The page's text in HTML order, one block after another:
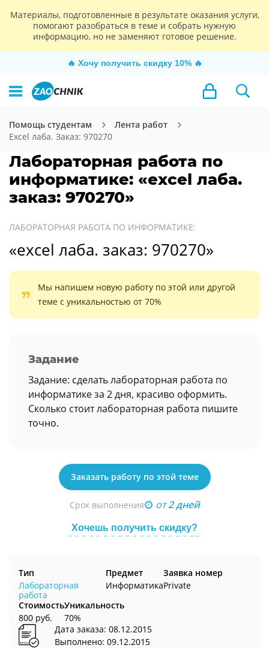
Материалы, подготовленные в результате оказания услуги,
помогают разобраться в теме и собрать нужную
информацию, но не заменяют готовое решение.
🔥 Хочу получить скидку 10% 🔥
Помощь студентам
Лента работ
Excel лаба. Заказ: 970270
Лабораторная работа по
информатике: «excel лаба.
заказ: 970270»
ЛАБОРАТОРНАЯ РАБОТА ПО ИНФОРМАТИКЕ:
«excel лаба. заказ: 970270»
Мы напишем новую работу по этой или другой
теме с уникальностью от 70%
Задание
Задание: сделать лабораторная работа по
информатике за 2 дня, красиво оформить.
Сколько стоит лабораторная работа пишите
точно.
Заказать работу по этой теме
Срок выполнения от2 дней
Хочешь получить скидку?
Тип
Лабораторная
работа
Предмет
Информатика
Заявка номер
Private
Стоимость
800 руб.
Уникальность
70%
Дата заказа: 08.12.2015
Выполнено: 09.12.2015